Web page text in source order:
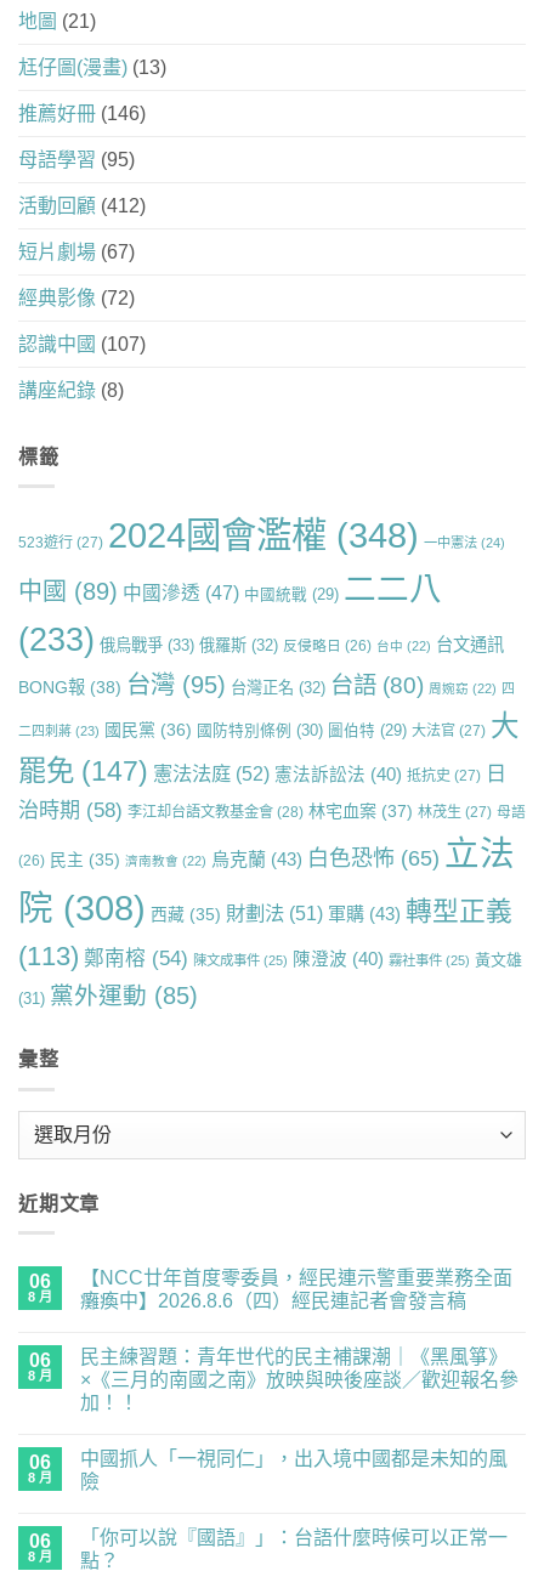
地圖 (21)
尪仔圖(漫畫) (13)
推薦好冊 (146)
母語學習 (95)
活動回顧 (412)
短片劇場 (67)
經典影像 (72)
認識中國 (107)
講座紀錄 (8)
標籤
523遊行 (27) 2024國會濫權 (348) 一中憲法 (24)
中國 (89) 中國滲透 (47) 中國統戰 (29) 二二八
(233) 俄烏戰爭 (33) 俄羅斯 (32) 反侵略日 (26) 台中 (22) 台文通訊
BONG報 (38) 台灣 (95) 台灣正名 (32) 台語 (80) 周婉窈 (22) 四
二四刺蔣 (23) 國民黨 (36) 國防特別條例 (30) 圖伯特 (29) 大法官 (27) 大
罷免 (147) 憲法法庭 (52) 憲法訴訟法 (40) 抵抗史 (27) 日
治時期 (58) 李江却台語文教基金會 (28) 林宅血案 (37) 林茂生 (27) 母語
(26) 民主 (35) 濟南教會 (22) 烏克蘭 (43) 白色恐怖 (65) 立法
院 (308) 西藏 (35) 財劃法 (51) 軍購 (43) 轉型正義
(113) 鄭南榕 (54) 陳文成事件 (25) 陳澄波 (40) 霧社事件 (25) 黃文雄
(31) 黨外運動 (85)
彙整
近期文章
06
8 月
【NCC廿年首度零委員，經民連示警重要業務全面
癱瘓中】2026.8.6（四）經民連記者會發言稿
廿
年
首
度
員，
經
民
要
留
言
06
8 月
民主練習題：青年世代的民主補課潮｜《黑風箏》
×《三月的南國之南》放映與映後座談／歡迎報名參
加！！
主
練
習
世
代
留
言
06
8 月
中國抓人「一視同仁」，出入境中國都是未知的風
險
抓
人
言
06
8 月
「你可以說『國語』」：台語什麼時候可以正常一
點？